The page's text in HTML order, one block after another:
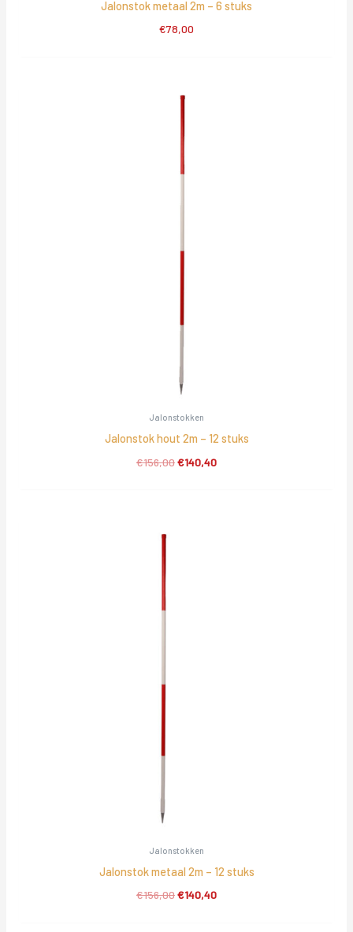
Jalonstok metaal 2m – 6 stuks
€78,00
Jalonstokken
Jalonstok hout 2m – 12 stuks
€156,00Oorspronkelijke
€140,40Huidige
Jalonstokken
Jalonstok metaal 2m – 12 stuks
€156,00Oorspronkelijke
€140,40Huidige